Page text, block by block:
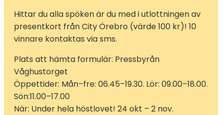
Hittar du alla spöken är du med i utlottningen av
presentkort från City Örebro (värde 100 kr)! 10
vinnare kontaktas via sms.
Plats att hämta formulär: Pressbyrån
Våghustorget
Öppettider: Mån–fre: 06.45–19.30. Lör: 09.00–18.00.
Sön:11.00–17.00
När: Under hela höstlovet! 24 okt – 2 nov.